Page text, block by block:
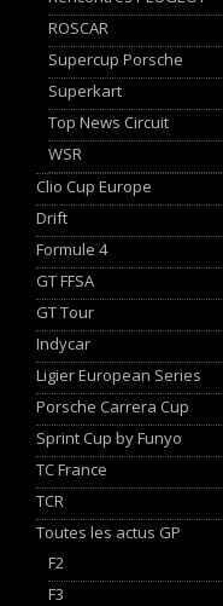
ROSCAR
Supercup Porsche
Superkart
Top News Circuit
WSR
Clio Cup Europe
Drift
Formule 4
GT FFSA
GT Tour
Indycar
Ligier European Series
Porsche Carrera Cup
Sprint Cup by Funyo
TC France
TCR
Toutes les actus GP
F2
F3